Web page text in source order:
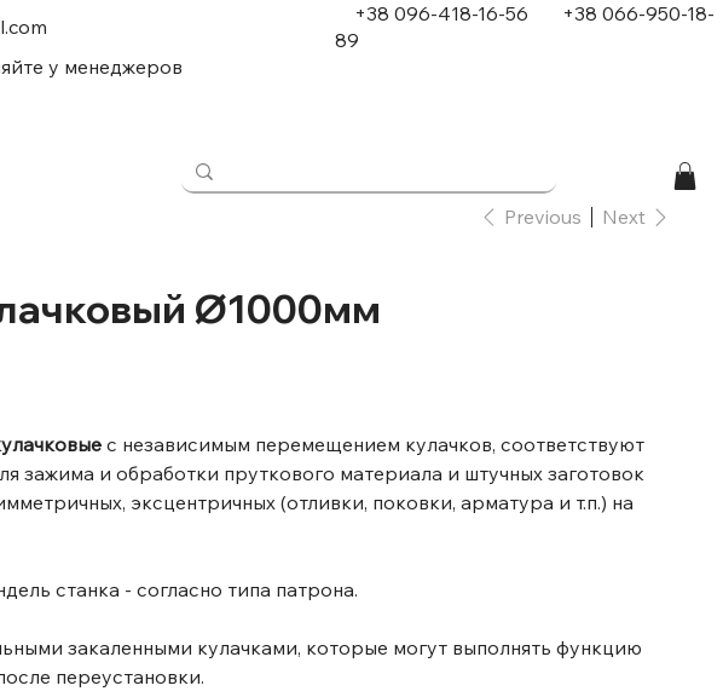
+38 096-418-16-56 +38 066-950-18-
89
у менеджеров
Previous Next
Ø1000мм
с независимым перемещением кулачков, соответствуют
зажима и обработки пруткового материала и штучных заготовок
эксцентричных (отливки, поковки, арматура и т.п.) на
станка - согласно типа патрона.
закаленными кулачками, которые могут выполнять функцию
переустановки.